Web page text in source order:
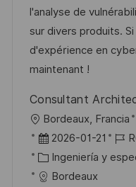
ó
n
e
p
u
b
i
c
a
c
p
l
e
o
r
í
a
l'analyse de
sur divers produits.
d'expérience en
maintenant !
Consultant
U
b
c
Bordeaux, Francia
F
e
c
2026-01-21
I
D
C
a
Ingeniería y
Bordeaux